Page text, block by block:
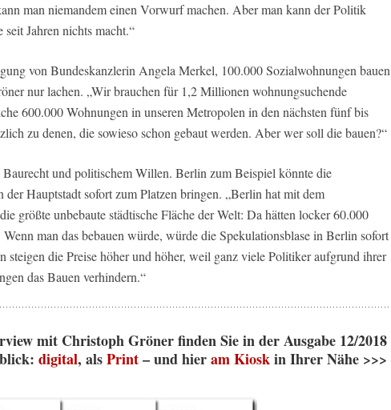
man niemandem einen Vorwurf machen. Aber man kann der Politik
seit Jahren nichts macht.“
von Bundeskanzlerin Angela Merkel, 100.000 Sozialwohnungen bauen
nur lachen. „Wir brauchen für 1,2 Millionen wohnungsuchende
600.000 Wohnungen in unseren Metropolen in den nächsten fünf bis
zu denen, die sowieso schon gebaut werden. Aber wer soll die bauen?“
Baurecht und politischem Willen. Berlin zum Beispiel könnte die
der Hauptstadt sofort zum Platzen bringen. „Berlin hat mit dem
größte unbebaute städtische Fläche der Welt: Da hätten locker 60.000
man das bebauen würde, würde die Spekulationsblase in Berlin sofort
steigen die Preise höher und höher, weil ganz viele Politiker aufgrund ihrer
das Bauen verhindern.“
mit Christoph Gröner finden Sie in der Ausgabe 12/2018
digital, alsPrint– und hieram Kioskin Ihrer Nähe >>>